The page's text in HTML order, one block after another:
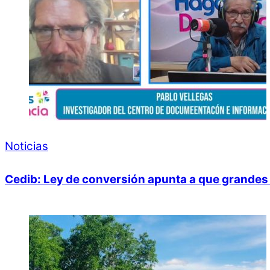
Noticias
Cedib: Ley de conversión apunta a que